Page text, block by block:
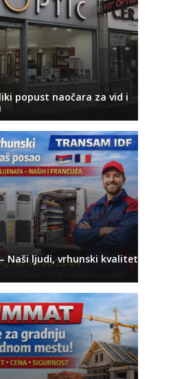
popust naočara za vid i
– Naši ljudi, vrhunski kvalitet